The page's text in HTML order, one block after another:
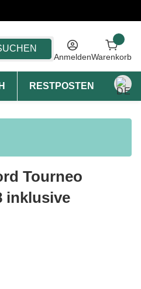
AnmeldenWarenkorb
RESTPOSTEN
Tourneo
inklusive